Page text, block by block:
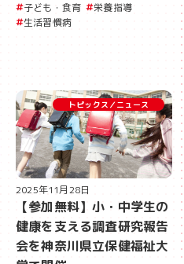
子ども・食育
栄養指導
生活習慣病
トピックス／ニュース
2025年11月28日
【参加無料】小・中学生の
健康を支える調査研究報告
会を神奈川県立保健福祉大